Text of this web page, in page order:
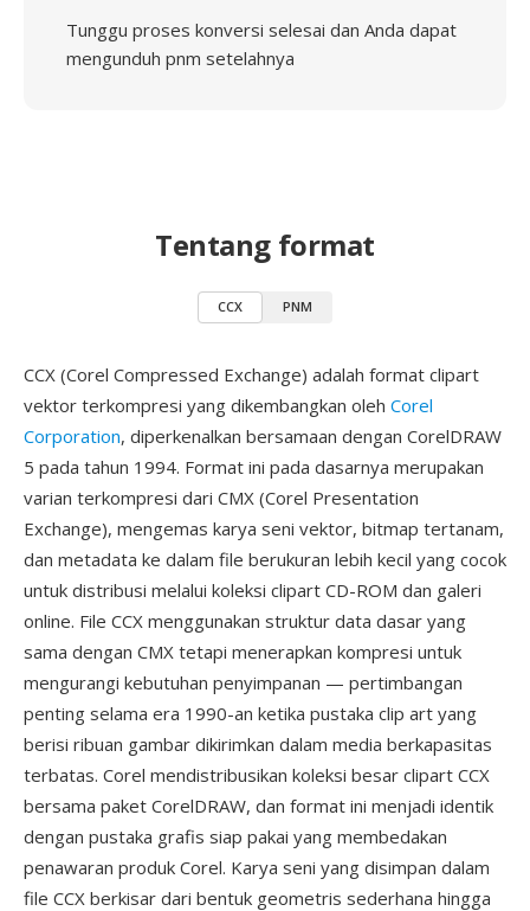
Tunggu proses konversi selesai dan Anda dapat
mengunduh pnm setelahnya
Tentang format
CCX PNM
CCX (Corel Compressed Exchange) adalah format clipart
vektor terkompresi yang dikembangkan oleh Corel
Corporation, diperkenalkan bersamaan dengan CorelDRAW
5 pada tahun 1994. Format ini pada dasarnya merupakan
varian terkompresi dari CMX (Corel Presentation
Exchange), mengemas karya seni vektor, bitmap tertanam,
dan metadata ke dalam file berukuran lebih kecil yang cocok
untuk distribusi melalui koleksi clipart CD-ROM dan galeri
online. File CCX menggunakan struktur data dasar yang
sama dengan CMX tetapi menerapkan kompresi untuk
mengurangi kebutuhan penyimpanan — pertimbangan
penting selama era 1990-an ketika pustaka clip art yang
berisi ribuan gambar dikirimkan dalam media berkapasitas
terbatas. Corel mendistribusikan koleksi besar clipart CCX
bersama paket CorelDRAW, dan format ini menjadi identik
dengan pustaka grafis siap pakai yang membedakan
penawaran produk Corel. Karya seni yang disimpan dalam
file CCX berkisar dari bentuk geometris sederhana hingga